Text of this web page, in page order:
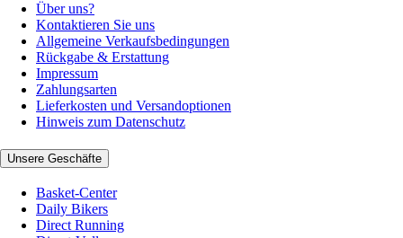
Über uns?
Kontaktieren Sie uns
Allgemeine Verkaufsbedingungen
Rückgabe & Erstattung
Impressum
Zahlungsarten
Lieferkosten und Versandoptionen
Hinweis zum Datenschutz
Unsere Geschäfte
Basket-Center
Daily Bikers
Direct Running